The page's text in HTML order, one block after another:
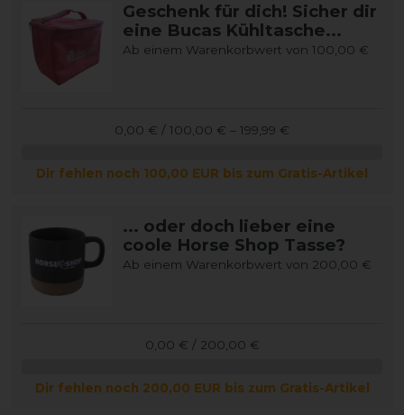
Geschenk für dich! Sicher dir
eine Bucas Kühltasche...
Ab einem Warenkorbwert von 100,00 €
0,00 € / 100,00 € – 199,99 €
Dir fehlen noch 100,00 EUR bis zum Gratis-Artikel
... oder doch lieber eine
coole Horse Shop Tasse?
Ab einem Warenkorbwert von 200,00 €
0,00 € / 200,00 €
Dir fehlen noch 200,00 EUR bis zum Gratis-Artikel